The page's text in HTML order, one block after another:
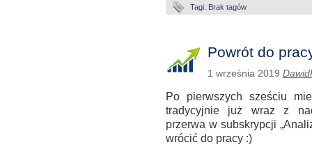
Tagi: Brak tagów
Powrót do
1 września 2019
Po pierwszych sześciu
tradycyjnie już wraz z
przerwa w subskrypcji
wrócić do pracy :)